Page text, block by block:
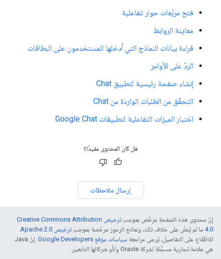
فتح مربّعات حوار تفاعلية
معاينة الروابط
قراءة بيانات النماذج التي أدخلها المستخدمون على البطاقات
الردّ على الأوامر
إنشاء صفحة رئيسية لتطبيق Chat
التحقّق من الطلبات الواردة من Chat
اختبار الميزات التفاعلية لتطبيقات Google Chat
هل كان المحتوى مفيدًا؟
إرسال ملاحظات
إنّ محتوى هذه الصفحة مرخّص بموجب
ترخيص Creative Commons Attribution
4.0‏ ما لم يُنصّ على خلاف ذلك، ونماذج الرموز مرخّصة بموجبترخيص Apache 2.0‏
للاطّلاع على التفاصيل، يُرجى مراجعة سياسات موقع Google Developers‏
. إنّ Java
هي علامة تجارية مسجَّلة لشركة Oracle و/أو شركائها التابعين.